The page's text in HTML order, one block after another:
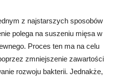
z najstarszych sposobów
polega na suszeniu mięsa w
Proces ten ma na celu
zmniejszenie zawartości
rozwoju bakterii. Jednakże,